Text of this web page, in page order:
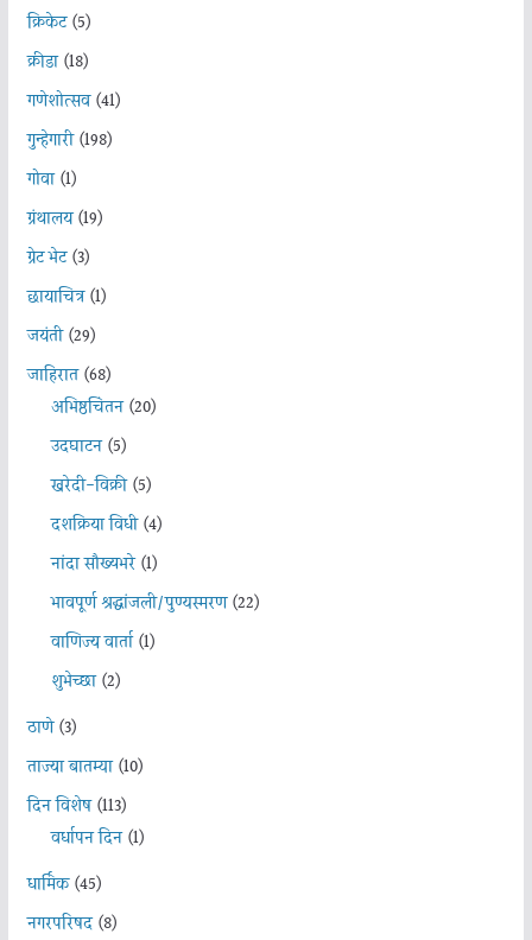
क्रिकेट(5)
क्रीडा(18)
गणेशोत्सव(41)
गुन्हेगारी(198)
गोवा(1)
ग्रंथालय(19)
ग्रेट भेट(3)
छायाचित्र(1)
जयंती(29)
जाहिरात(68)
अभिष्ठचिंतन(20)
उदघाटन(5)
खरेदी-विक्री(5)
दशक्रिया विधी(4)
नांदा सौख्यभरे(1)
भावपूर्ण श्रद्धांजली/पुण्यस्मरण(22)
वाणिज्य वार्ता(1)
शुभेच्छा(2)
ठाणे(3)
ताज्या बातम्या(10)
दिन विशेष(113)
वर्धापन दिन(1)
धार्मिक(45)
नगरपरिषद(8)